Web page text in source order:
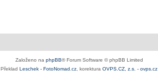
Založeno na phpBB® Forum Software © phpBB Limited
Překlad Leschek - FotoNomad.cz , korektura OVPS.CZ, z.s. - ovps.cz